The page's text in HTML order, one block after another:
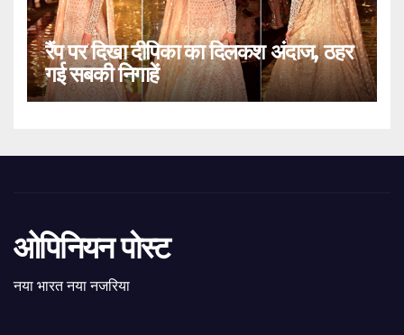
रैंप पर दिखा दीपिका का दिलकश अंदाज, ठहर
गई सबकी निगाहें
ओपिनियन पोस्ट
नया भारत नया नजरिया